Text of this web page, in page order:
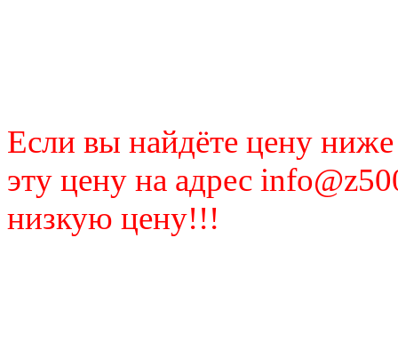
Если вы найдёте цену
эту цену на адрес
низкую цену!!!